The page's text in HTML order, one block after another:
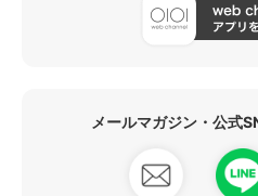
メールマガジン・公式